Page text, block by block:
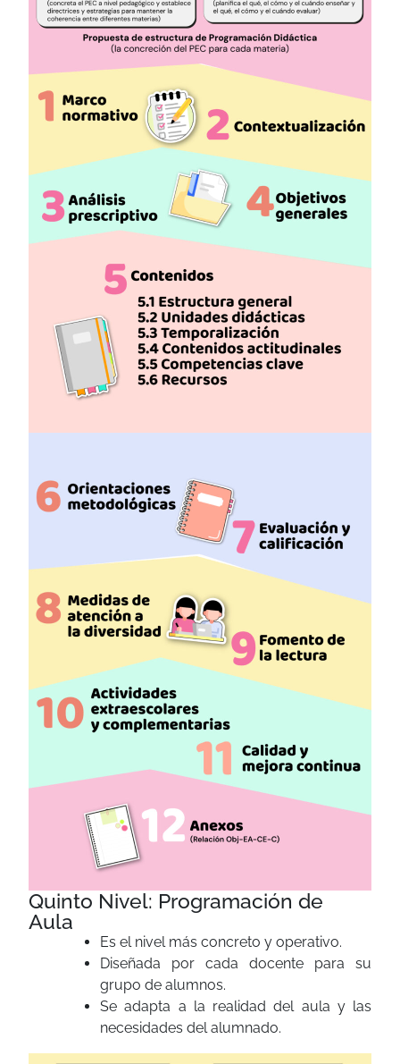
Quinto Nivel: Programación de
Aula
Es el nivel más concreto y operativo.
Diseñada por cada docente para su
grupo de alumnos.
Se adapta a la realidad del aula y las
necesidades del alumnado.